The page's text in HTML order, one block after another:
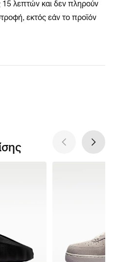
λεπτών και δεν πληρούν
εκτός εάν το προϊόν